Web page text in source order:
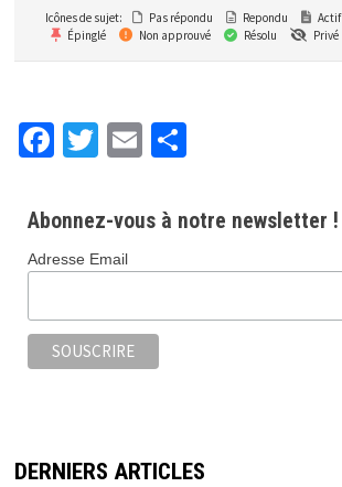
Icônes de sujet:
Pas répondu Repondu Actif
Épinglé
Non approuvé Résolu Privé
Fa
b
o
o
k
T
tt
er
E
ai
P
ta
r
Abonnez-vous à notre newsletter !
Adresse Email
DERNIERS ARTICLES